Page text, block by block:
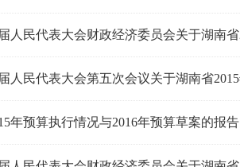
年预算执行情况与2016年预算草案的报告